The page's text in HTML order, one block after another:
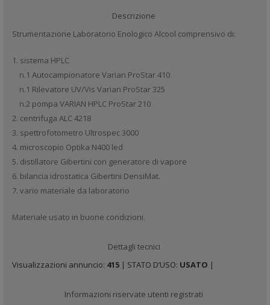
Descrizione
Strumentazione Laboratorio Enologico Alcool comprensivo di:
1. sistema HPLC
n.1 Autocampionatore Varian ProStar 410
n.1 Rilevatore UV/Vis Varian ProStar 325
n.2 pompa VARIAN HPLC ProStar 210
2. centrifuga ALC 4218
3. spettrofotometro Ultrospec 3000
4. microscopio Optika N400 led
5. distillatore Gibertini con generatore di vapore
6. bilancia idrostatica Gibertini DensiMat.
7. vario materiale da laboratorio
Materiale usato in buone condizioni.
Dettagli tecnici
Visualizzazioni annuncio: 415 | STATO D’USO: USATO |
Informazioni riservate utenti registrati